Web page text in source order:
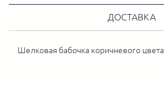
ДОСТАВКА
Шелковая бабочка коричневого цвета